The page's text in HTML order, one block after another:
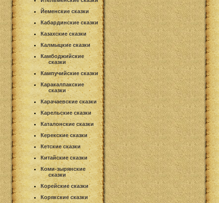
Йеменские сказки
Кабардинские сказки
Казахские сказки
Калмыцкие сказки
Камбоджийские
сказки
Кампучийские сказки
Каракалпакские
сказки
Карачаевские сказки
Карельские сказки
Каталонские сказки
Керекские сказки
Кетские сказки
Китайские сказки
Коми-зырянские
сказки
Корейские сказки
Корякские сказки